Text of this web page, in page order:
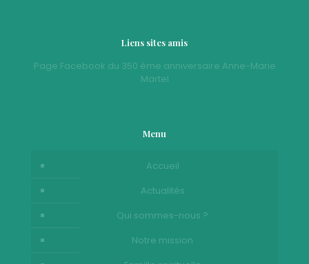
Liens sites amis
Page Facebook du 350 ème anniversaire Anne-Marie
Martel
Menu
Accueil
Actualités
Qui sommes-nous ?
Notre mission